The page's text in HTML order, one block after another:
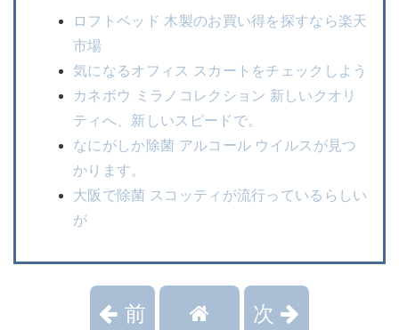
ロフトベッド 木製のお買い得を探すなら楽天
市場
気になるオフィス スカートをチェックしよう
カネボウ ミラノコレクション 新しいクオリ
ティへ、新しいスピードで。
なにがしか除菌 アルコール ウイルスが見つ
かります。
大阪で除菌 スコッティが流行っているらしい
が
前 次